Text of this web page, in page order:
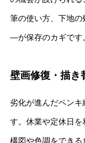
筆の使い方、下地
―が保存のカギです
壁画修復・描き
劣化が進んだペンキ
す。休業や定休日
構図や色調をでき